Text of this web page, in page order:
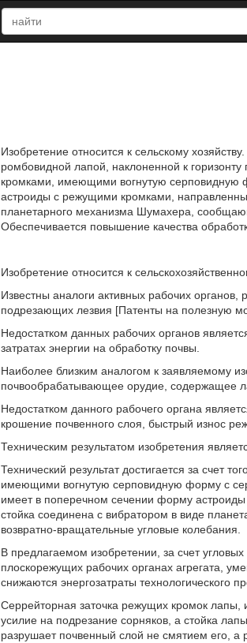
Изобретение относится к сельскому
ромбовидной лапой, наклоненной к
кромками, имеющими вогнутую серповидную
астроиды с режущими кромками,
планетарного механизма Шумахера,
Обеспечивается повышение качества
Изобретение относится к
Известны аналоги активных рабочих
подрезающих лезвия [Патенты на полезную
Недостатком данных рабочих органов
затратах энергии на обработку почвы.
Наиболее близким аналогом к заявляемому
почвообрабатывающее орудие, содержащее
Недостатком данного рабочего органа
крошение почвенного слоя, быстрый износ
Техническим результатом изобретения
Технический результат достигается за счет
имеющими вогнутую серповидную форму с
имеет в поперечном сечении форму
стойка соединена с вибратором в виде
возвратно-вращательные угловые колебания.
В предлагаемом изобретении, за счет
плоскорежущих рабочих органах агрегата,
снижаются энергозатраты технологического
Серрейторная заточка режущих кромок
усилие на подрезание сорняков, а стойка
разрушает почвенный слой не смятием его, а